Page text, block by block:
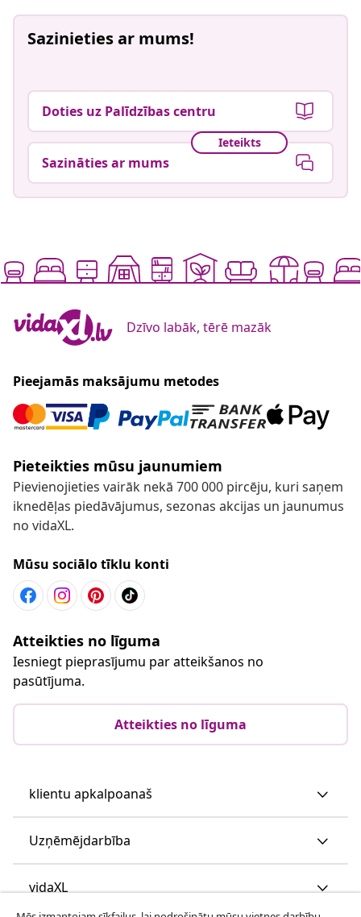
Sazinieties ar mums!
Doties uz Palīdzības centru
Ieteikts
Sazināties ar mums
Dzīvo labāk, tērē mazāk
Pieejamās maksājumu metodes
Pieteikties mūsu jaunumiem
Pievienojieties vairāk nekā 700 000 pircēju, kuri saņem
iknedēļas piedāvājumus, sezonas akcijas un jaunumus
no vidaXL.
Mūsu sociālo tīklu konti
Atteikties no līguma
Iesniegt pieprasījumu par atteikšanos no
pasūtījuma.
Atteikties no līguma
klientu apkalpoanaš
Uzņēmējdarbība
vidaXL